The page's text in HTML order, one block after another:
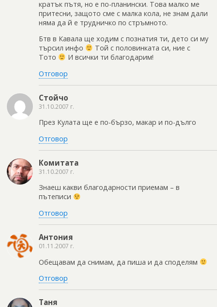
кратък пътя, но е по-планински. Това малко ме
притесни, защото сме с малка кола, не знам дали
няма да й е трудничко по стръмното.
Бтв в Кавала ще ходим с познатия ти, дето си му
търсил инфо
Той с половинката си, ние с
Тото
И всички ти благодарим!
Отговор
Стойчо
31.10.2007 г.
През Кулата ще е по-бързо, макар и по-дълго
Отговор
Комитата
31.10.2007 г.
Знаеш какви благодарности приемам – в
пътеписи
Отговор
Антония
01.11.2007 г.
Обещавам да снимам, да пиша и да споделям
Отговор
Таня